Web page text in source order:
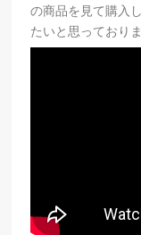
の商品を見て購入
たいと思っておりま